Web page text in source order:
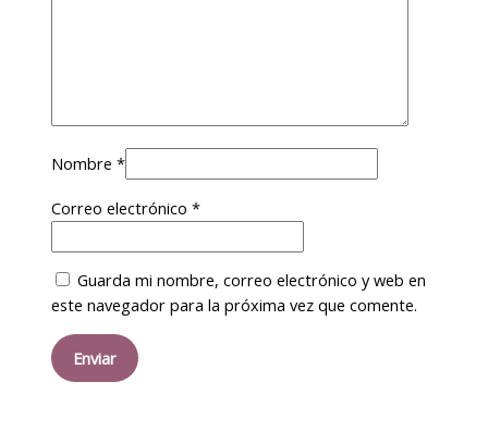
Nombre*
Correo electrónico*
Guarda mi nombre, correo electrónico y web en
este navegador para la próxima vez que comente.